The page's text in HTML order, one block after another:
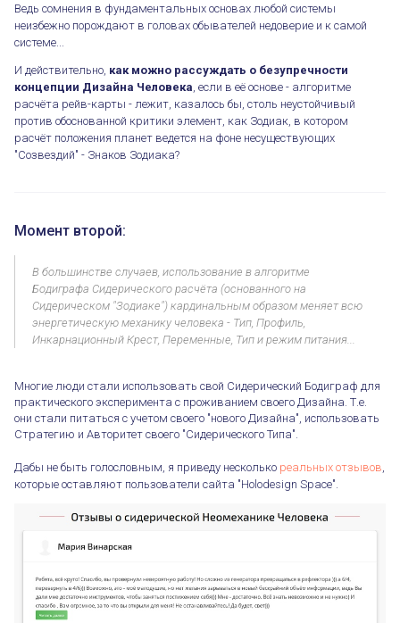
Ведь сомнения в фундаментальных основах любой системы
неизбежно порождают в головах обывателей недоверие и к самой
системе...
И действительно, как можно рассуждать о безупречности
концепции Дизайна Человека , если в её основе - алгоритме
расчёта рейв-карты - лежит, казалось бы, столь неустойчивый
против обоснованной критики элемент, как Зодиак, в котором
расчёт положения планет ведется на фоне несуществующих
"Созвездий" - Знаков Зодиака?
Момент второй:
В большинстве случаев, использование в алгоритме
Бодиграфа Сидерического расчёта (основанного на
Сидерическом "Зодиаке") кардинальным образом меняет всю
энергетическую механику человека - Тип, Профиль,
Инкарнационный Крест, Переменные, Тип и режим питания...
Многие люди стали использовать свой Сидерический Бодиграф для
практического эксперимента с проживанием своего Дизайна. Т.е.
они стали питаться с учетом своего "нового Дизайна", использовать
Стратегию и Авторитет своего "Сидерического Типа".
Дабы не быть голословным, я приведу несколько реальных отзывов
которые оставляют пользователи сайта "Holodesign Space".